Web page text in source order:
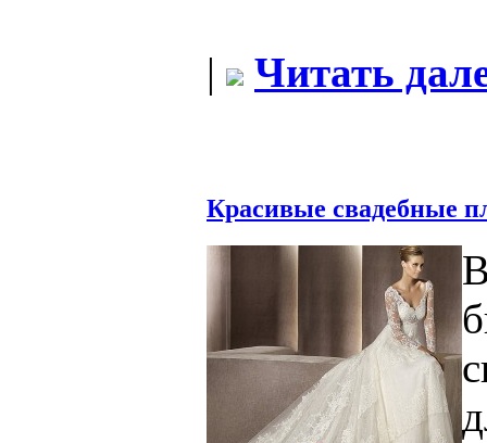
| Читать
Красивые свадебные